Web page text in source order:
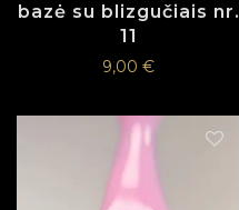
bazė su blizgučiais nr.
11
9,00 €